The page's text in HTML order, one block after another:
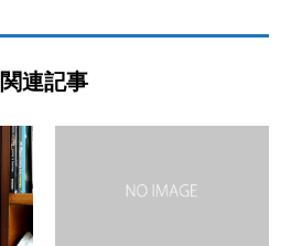
関連記事